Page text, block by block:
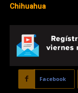
Chihuahua
Facebook